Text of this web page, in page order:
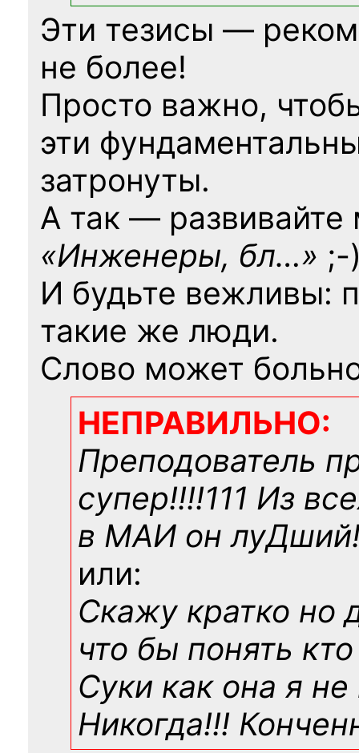
Эти тезисы —
не более!
Просто важно,
эти
затронуты.
А так — развивайте
«Инженеры, бл…» ;-
И будьте вежливы:
такие же люди.
Слово может
НЕПРАВИЛЬНО:
Преподователь
супер!!!!111 Из
в МАИ он
или:
Скажу кратко но
что бы понять
Суки как она я не
Никогда!!!